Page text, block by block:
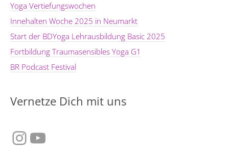
Yoga Vertiefungswochen
Innehalten Woche 2025 in Neumarkt
Start der BDYoga Lehrausbildung Basic 2025
Fortbildung Traumasensibles Yoga G1
BR Podcast Festival
Vernetze Dich mit uns
Instagram
YouTube